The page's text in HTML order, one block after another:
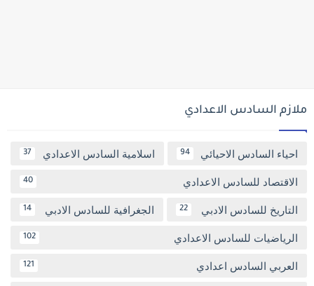
ملازم السادس الاعدادي
احياء السادس الاحيائي 94 اسلامية السادس الاعدادي 37
الاقتصاد للسادس الاعدادي 40
التاريخ للسادس الادبي 22 الجغرافية للسادس الادبي 14
الرياضيات للسادس الاعدادي 102
العربي السادس اعدادي 121